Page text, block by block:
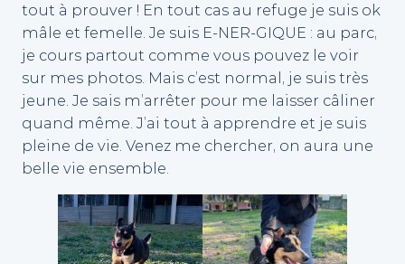
tout à prouver ! En tout cas au refuge je suis ok
mâle et femelle. Je suis E-NER-GIQUE : au parc,
je cours partout comme vous pouvez le voir
sur mes photos. Mais c’est normal, je suis très
jeune. Je sais m’arrêter pour me laisser câliner
quand même. J’ai tout à apprendre et je suis
pleine de vie. Venez me chercher, on aura une
belle vie ensemble.